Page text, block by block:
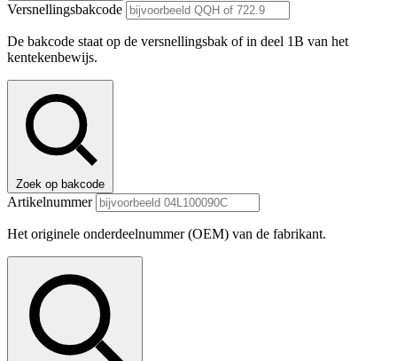
Versnellingsbakcode
De bakcode staat op de versnellingsbak of in deel 1B van het
kentekenbewijs.
Zoek op bakcode
Artikelnummer
Het originele onderdeelnummer (OEM) van de fabrikant.